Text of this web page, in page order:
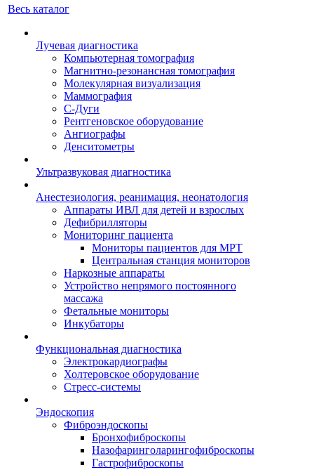
Весь каталог
Лучевая диагностика
Компьютерная томография
Магнитно-резонансная томография
Молекулярная визуализация
Маммография
С-Дуги
Рентгеновское оборудование
Ангиографы
Денситометры
Ультразвуковая диагностика
Анестезиология, реанимация, неонатология
Аппараты ИВЛ для детей и взрослых
Дефибрилляторы
Мониторинг пациента
Мониторы пациентов для МРТ
Центральная станция мониторов
Наркозные аппараты
Устройство непрямого постоянного
массажа
Фетальные мониторы
Инкубаторы
Функциональная диагностика
Электрокардиографы
Холтеровское оборудование
Стресс-системы
Эндоскопия
Фиброэндоскопы
Бронхофиброскопы
Назофаринголарингофиброскопы
Гастрофиброскопы